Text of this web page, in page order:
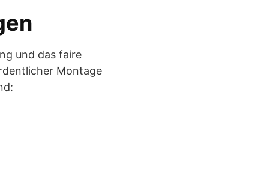
und das faire
Montage